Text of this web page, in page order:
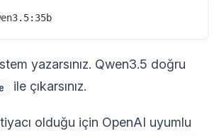
yazarsınız. Qwen3.5 doğru
ile çıkarsınız.
olduğu için OpenAI uyumlu